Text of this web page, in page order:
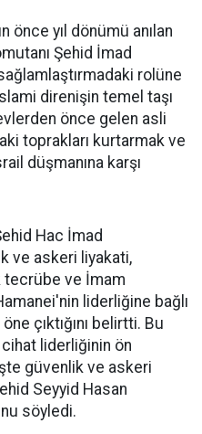
önce yıl dönümü anılan
Şehid İmad
rolüne
direnişin temel taşı
önce gelen asli
toprakları kurtarmak ve
düşmanına karşı
Hac İmad
ve askeri liyakati,
tecrübe ve İmam
liderliğine bağlı
çıktığını belirtti. Bu
liderliğinin ön
güvenlik ve askeri
Seyyid Hasan
söyledi.